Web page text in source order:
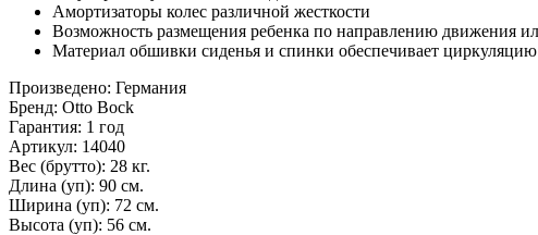
Амортизаторы колес различной жесткости
Возможность размещения ребенка по направлению движения
Материал обшивки сиденья и спинки обеспечивает циркуляцию
Произведено: Германия
Бренд: Otto Bock
Гарантия: 1 год
Артикул: 14040
Вес (брутто): 28 кг.
Длина (уп): 90 см.
Ширина (уп): 72 см.
Высота (уп): 56 см.